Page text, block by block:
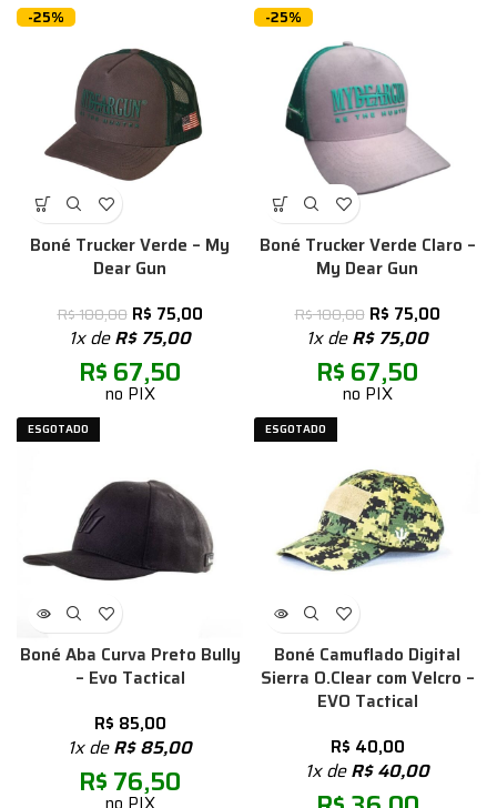
-25%
Boné Trucker Verde – My
Dear Gun
R$100,00 R$ 75,00
1x deR$75,00
R$ 67,50
no PIX
-25%
Boné Trucker Verde Claro –
My Dear Gun
R$100,00 R$ 75,00
1x deR$75,00
R$ 67,50
no PIX
ESGOTADO
Boné Aba Curva Preto Bully
– Evo Tactical
R$ 85,00
1x deR$85,00
R$ 76,50
ESGOTADO
Boné Camuflado Digital
Sierra O.Clear com Velcro –
EVO Tactical
R$ 40,00
1x deR$40,00